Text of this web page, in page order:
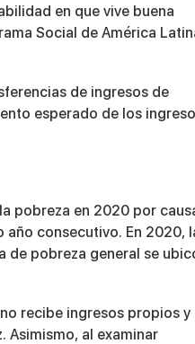
en que vive buena
Social de América
de ingresos de
esperado de los
pobreza en 2020 por
año consecutivo. En 2020,
de pobreza general se
recibe ingresos propios y
Asimismo, al examinar